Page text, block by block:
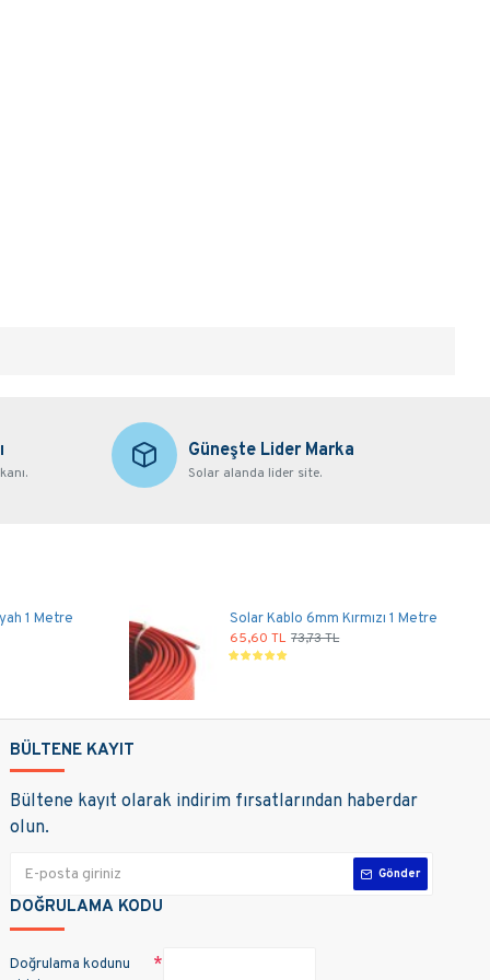
Güneşte Lider Marka
Solar alanda lider site.
1 Metre
Solar Kablo 6mm Kırmızı 1 Metre
65,60 TL 73,73 TL
BÜLTENE KAYIT
Bültene kayıt olarak indirim fırsatlarından haberdar
olun.
Gönder
DOĞRULAMA KODU
Doğrulama kodunu